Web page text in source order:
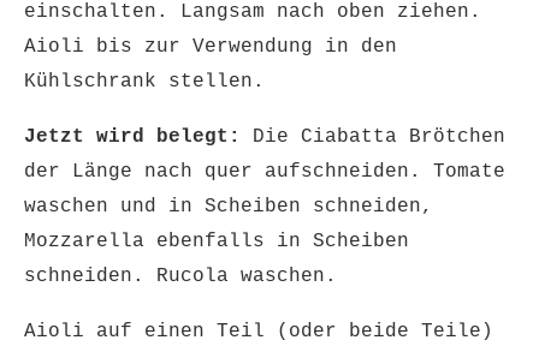
einschalten. Langsam nach oben ziehen.
Aioli bis zur Verwendung in den
Kühlschrank stellen.
Jetzt wird belegt:
Die Ciabatta Brötchen
der Länge nach quer aufschneiden. Tomate
waschen und in Scheiben schneiden,
Mozzarella ebenfalls in Scheiben
schneiden. Rucola waschen.
Aioli auf einen Teil (oder beide Teile)